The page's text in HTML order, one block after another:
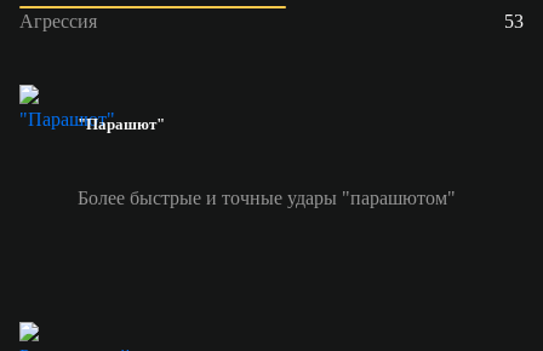
Агрессия
53
"Парашют"
Более быстрые и точные удары "парашютом"